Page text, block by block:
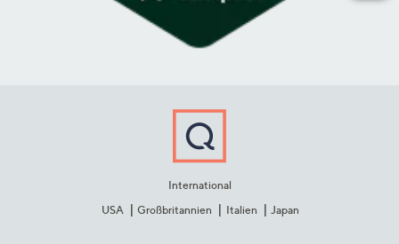
International
USA
Großbritannien Italien Japan